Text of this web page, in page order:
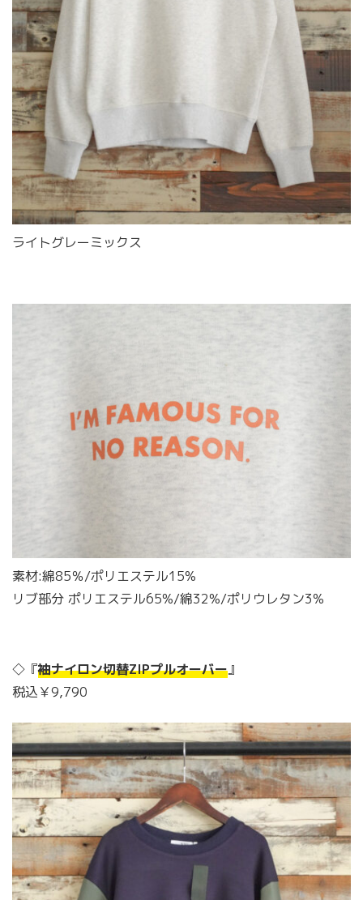
ライトグレーミックス
素材:綿85％/ポリエステル15%
リブ部分 ポリエステル65%/綿32%/ポリウレタン3%
◇『袖ナイロン切替ZIPプルオーバー』
税込￥9,790